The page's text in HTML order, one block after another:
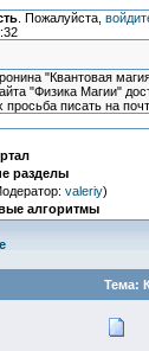
. Пожалуйста,
"Квантовая
"Физика Магии"
просьба писать на
разделы
valeriy)
алгоритмы
Тема: